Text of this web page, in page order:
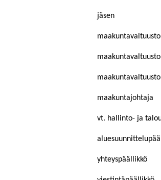
jäsen
maakuntajohtaja
vt. hallinto- ja
yhteyspäällikkö